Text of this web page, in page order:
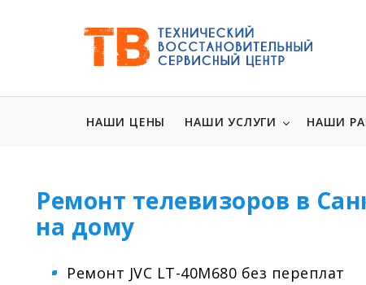
НАШИ ЦЕНЫ НАШИ УСЛУГИ НАШИ
Ремонт телевизоров в
на дому
Ремонт JVC LT-40M680 без переплат